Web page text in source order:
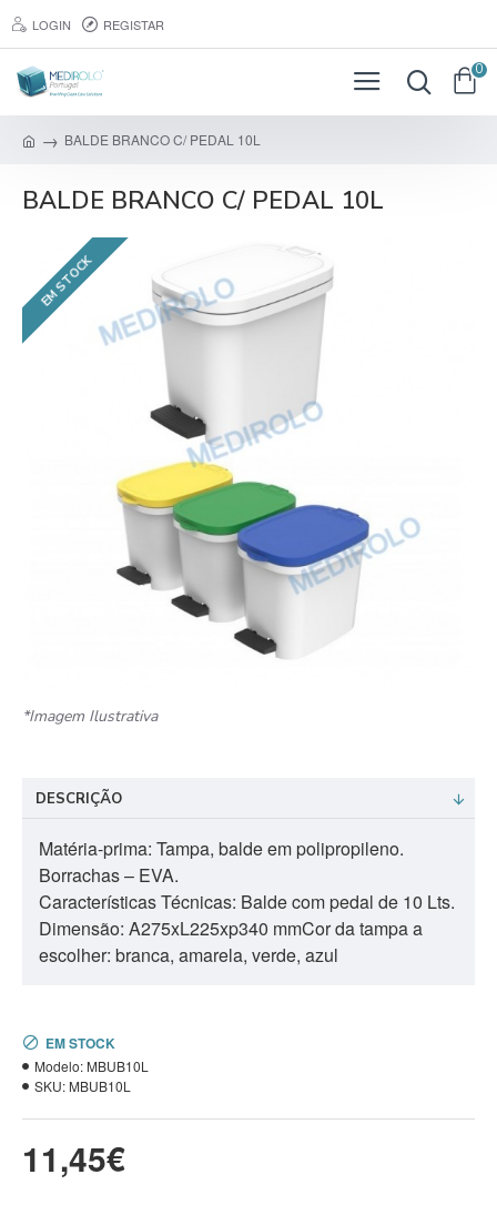
LOGIN REGISTAR
0
BALDE BRANCO C/ PEDAL 10L
BALDE BRANCO C/ PEDAL 10L
EM STOCK
*Imagem Ilustrativa
DESCRIÇÃO
Matéria-prima: Tampa, balde em polipropileno.
Borrachas – EVA.
Características Técnicas: Balde com pedal de 10 Lts.
Dimensão: A275xL225xp340 mmCor da tampa a
escolher: branca, amarela, verde, azul
11,45€
EM STOCK
Modelo: MBUB10L
SKU: MBUB10L